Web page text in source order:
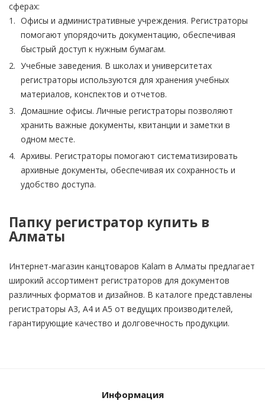
сферах:
Офисы и административные учреждения. Регистраторы
помогают упорядочить документацию, обеспечивая
быстрый доступ к нужным бумагам.
Учебные заведения. В школах и университетах
регистраторы используются для хранения учебных
материалов, конспектов и отчетов.
Домашние офисы. Личные регистраторы позволяют
хранить важные документы, квитанции и заметки в
одном месте.
Архивы. Регистраторы помогают систематизировать
архивные документы, обеспечивая их сохранность и
удобство доступа.
Папку регистратор купить в
Алматы
Интернет-магазин канцтоваров Kalam в Алматы предлагает
широкий ассортимент регистраторов для документов
различных форматов и дизайнов. В каталоге представлены
регистраторы А3, А4 и А5 от ведущих производителей,
гарантирующие качество и долговечность продукции.
Информация